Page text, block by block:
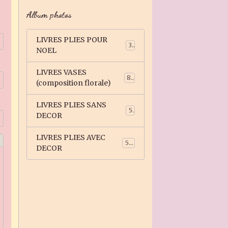
Album photos
LIVRES PLIES POUR
NOEL
3
LIVRES VASES
(composition florale)
81
LIVRES PLIES SANS
DECOR
5
LIVRES PLIES AVEC
DECOR
59